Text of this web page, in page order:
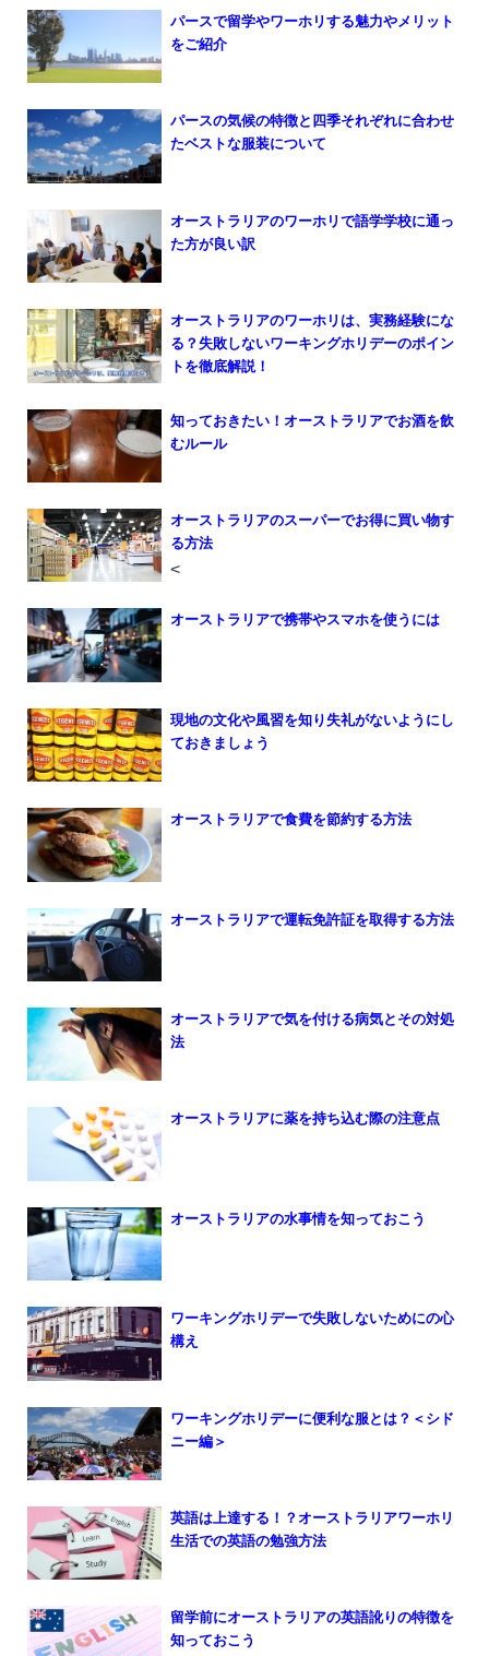
パースで留学やワーホリする魅力やメリット
をご紹介
パースの気候の特徴と四季それぞれに合わせ
たベストな服装について
オーストラリアのワーホリで語学学校に通っ
た方が良い訳
オーストラリアのワーホリは、実務経験にな
る？失敗しないワーキングホリデーのポイン
トを徹底解説！
知っておきたい！オーストラリアでお酒を飲
むルール
オーストラリアのスーパーでお得に買い物す
る方法
<
オーストラリアで携帯やスマホを使うには
現地の文化や風習を知り失礼がないようにし
ておきましょう
オーストラリアで食費を節約する方法
オーストラリアで運転免許証を取得する方法
オーストラリアで気を付ける病気とその対処
法
オーストラリアに薬を持ち込む際の注意点
オーストラリアの水事情を知っておこう
ワーキングホリデーで失敗しないためにの心
構え
ワーキングホリデーに便利な服とは？＜シド
ニー編＞
英語は上達する！？オーストラリアワーホリ
生活での英語の勉強方法
留学前にオーストラリアの英語訛りの特徴を
知っておこう